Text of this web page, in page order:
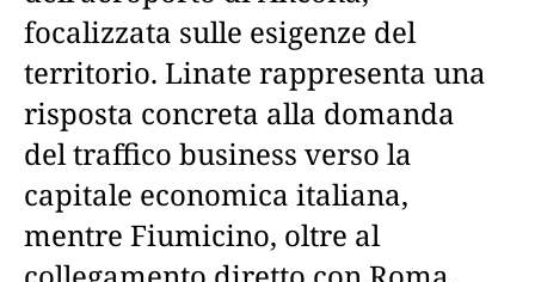
focalizzata sulle esigenze del
territorio. Linate rappresenta una
risposta concreta alla domanda
del traffico business verso la
capitale economica italiana,
mentre Fiumicino, oltre al